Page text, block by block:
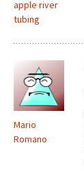
apple river
tubing
Mario
Romano